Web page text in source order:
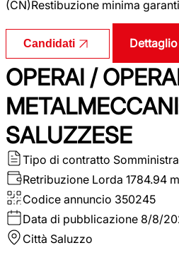
(CN)Restibuzione minima
Candidati
OPERAI /
SALUZZESE
Tipo di contratto
Retribuzione Lorda 1784.94
Codice annuncio 350245
Data di pubblicazione 8/8/
Città Saluzzo